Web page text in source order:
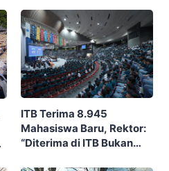
Nusantara
ITB Terima 8.945
Mahasiswa Baru, Rektor:
“Diterima di ITB Bukan